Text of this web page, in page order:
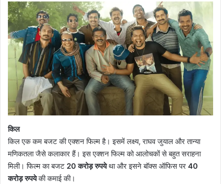
किल
किल एक कम बजट की एक्शन फिल्म है। इसमें लक्ष्य, राघव जुयाल और तान्या
मणिकतला जैसे कलाकार हैं। इस एक्शन फिल्म को आलोचकों से बहुत सराहना
मिली। फिल्म का बजट 20 करोड़ रुपयेथा और इसने बॉक्स ऑफिस पर 40
करोड़ रुपयेकी कमाई की।